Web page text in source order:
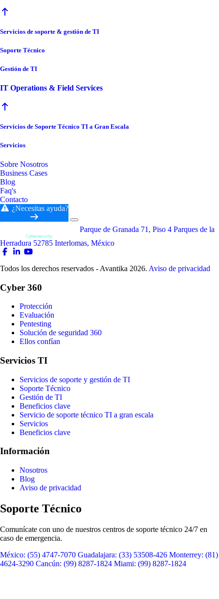
Servicios de soporte & gestión de TI
Soporte Técnico
Gestión de TI
IT Operations & Field Services
Servicios de Soporte Técnico TI a Gran Escala
Servicios
Sobre Nosotros
Business Cases
Blog
Faq's
Contacto
¿Necesitas ayuda?
Parque de Granada 71, Piso 4 Parques de la
Herradura 52785 Interlomas, México
Todos los derechos reservados - Avantika 2026. Aviso de privacidad
Cyber 360
Protección
Evaluación
Pentesting
Solución de seguridad 360
Ellos confían
Servicios TI
Servicios de soporte y gestión de TI
Soporte Técnico
Gestión de TI
Beneficios clave
Servicio de soporte técnico TI a gran escala
Servicios
Beneficios clave
Información
Nosotros
Blog
Aviso de privacidad
Soporte Técnico
Comunícate con uno de nuestros centros de soporte técnico 24/7 en
caso de emergencia.
México: (55) 4747-7070 Guadalajara: (33) 53508-426 Monterrey: (81)
4624-3290 Cancún: (99) 8287-1824 Miami: (99) 8287-1824